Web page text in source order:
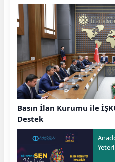
Basın İlan Kurumu ile
Destek